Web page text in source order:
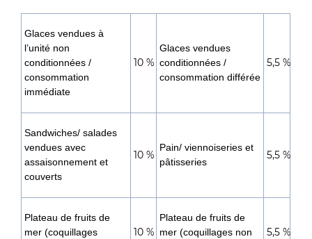
Glaces vendues à
l’unité non
conditionnées /
consommation
immédiate
10 %
Glaces vendues
conditionnées /
consommation différée
5,5 %
Sandwiches/ salades
vendues avec
assaisonnement et
couverts
10 %
Pain/ viennoiseries et
pâtisseries
5,5 %
Plateau de fruits de
mer (coquillages
10 %
Plateau de fruits de
mer (coquillages non
5,5 %